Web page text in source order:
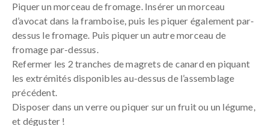
Piquer un morceau de fromage. Insérer un morceau
d’avocat dans la framboise, puis les piquer également par-
dessus le fromage. Puis piquer un autre morceau de
fromage par-dessus.
Refermer les 2 tranches de magrets de canard en piquant
les extrémités disponibles au-dessus de l’assemblage
précédent.
Disposer dans un verre ou piquer sur un fruit ou un légume,
et déguster !